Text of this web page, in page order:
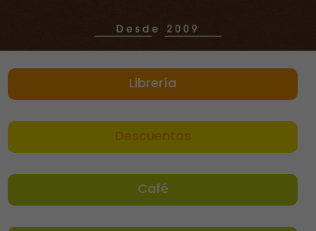
Librería
Descuentos
Café